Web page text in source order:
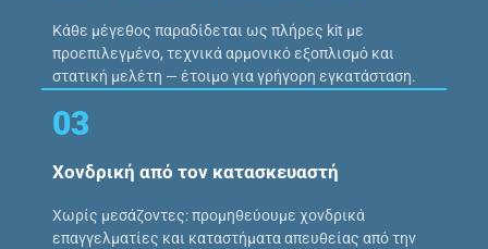
Κάθε μέγεθος παραδίδεται ως πλήρες kit με
προεπιλεγμένο, τεχνικά αρμονικό εξοπλισμό και
στατική μελέτη — έτοιμο για γρήγορη εγκατάσταση.
03
Χονδρική από τον κατασκευαστή
Χωρίς μεσάζοντες: προμηθεύουμε χονδρικά
επαγγελματίες και καταστήματα απευθείας από την